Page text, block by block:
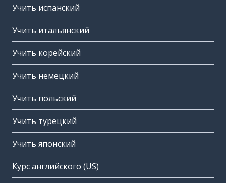
Учить испанский
Учить итальянский
Учить корейский
Учить немецкий
Учить польский
Учить турецкий
Учить японский
Курс английского (US)